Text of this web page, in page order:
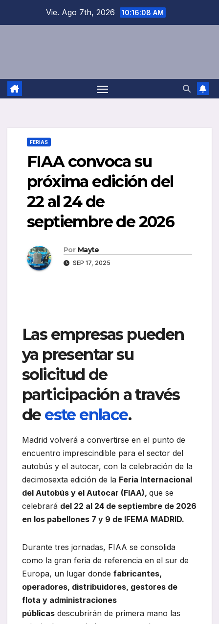
Vie. Ago 7th, 2026 10:16:08 AM
FERIAS
FIAA convoca su
próxima edición del
22 al 24 de
septiembre de 2026
Por Mayte
SEP 17, 2025
Las empresas pueden
ya presentar su
solicitud de
participación a través
de este enlace.
Madrid volverá a convertirse en el punto de
encuentro imprescindible para el sector del
autobús y el autocar, con la celebración de la
decimosexta edición de la Feria Internacional
del Autobús y el Autocar (FIAA), que se
celebrará del 22 al 24 de septiembre de 2026
en los pabellones 7 y 9 de IFEMA MADRID.
Durante tres jornadas, FIAA se consolida
como la gran feria de referencia en el sur de
Europa, un lugar donde fabricantes,
operadores, distribuidores, gestores de
flota y administraciones
públicas descubrirán de primera mano las